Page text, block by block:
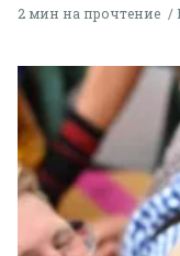
2 мин на прочтение